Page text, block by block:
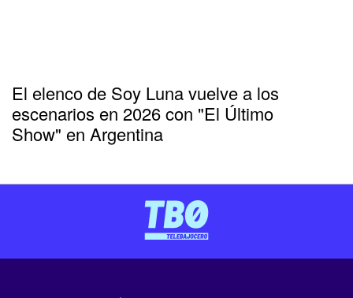
El elenco de Soy Luna vuelve a los
escenarios en 2026 con "El Último
Show" en Argentina